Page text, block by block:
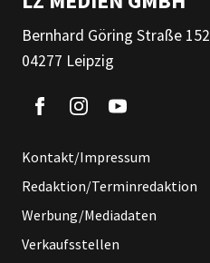
Bernhard Göring Straße 152
04277 Leipzig
Kontakt/Impressum
Redaktion/Terminredaktion
Werbung/Mediadaten
Verkaufsstellen